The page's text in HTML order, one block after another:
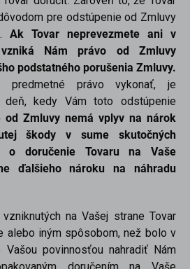
pre odstúpenie od Zmluvy
Ak Tovar neprevezmete ani v
Nám právo od Zmluvy
podstatného porušenia Zmluvy.
predmetné právo vykonať, je
kedy Vám toto odstúpenie
od Zmluvy nemá vplyv na nárok
škody v sume skutočných
o doručenie Tovaru na Vaše
ďalšieho nároku na náhradu
na Vašej strane Tovar
alebo iným spôsobom, než bolo v
Vašou povinnosťou nahradiť Nám